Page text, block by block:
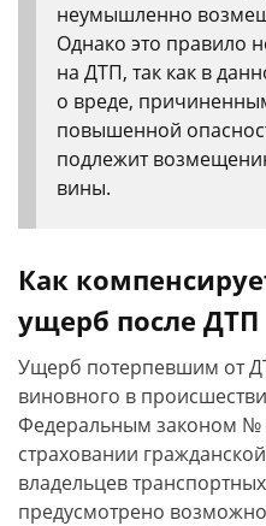
неумышленно
Однако это правило
на ДТП, так как в
о вреде,
повышенной
подлежит
вины.
Как
ущерб после ДТП
Ущерб потерпевшим от
виновного в
Федеральным законом №
страховании
владельцев
предусмотрено